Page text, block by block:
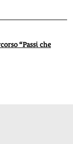
“Passi che